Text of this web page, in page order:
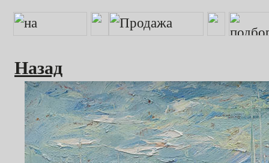
Назад